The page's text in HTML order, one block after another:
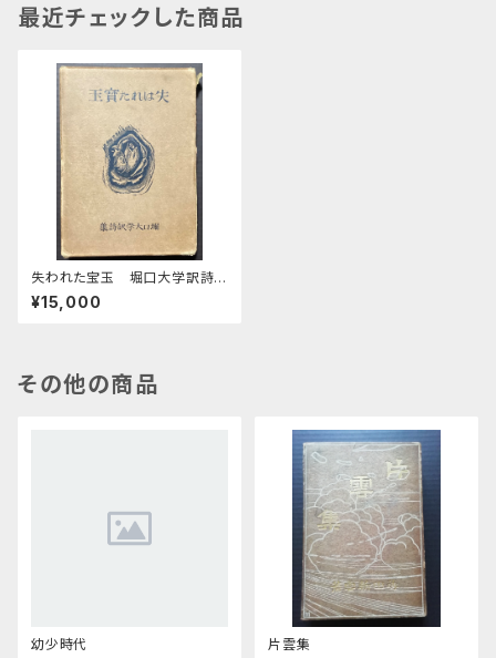
最近チェックした商品
失われた宝玉 堀口大学訳詩
集
¥15,000
その他の商品
幼少時代 片雲集